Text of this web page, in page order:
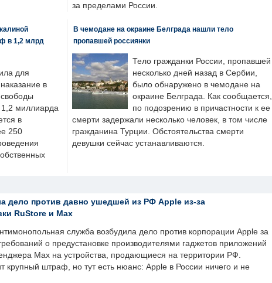
за пределами России.
в 1,2 млрд
для
в
миллиарда
в
250
В чемодане на окраине Белграда нашли тело
пропавшей россиянки
Тело гражданки России, пропавшей
несколько дней назад в Сербии,
было обнаружено в чемодане на
окраине Белграда. Как сообщается,
по подозрению в причастности к ее
смерти задержали несколько человек, в том числе
гражданина Турции. Обстоятельства смерти
девушки сейчас устанавливаются.
дело против давно ушедшей из РФ Apple из-за
RuStore и Max
служба возбудила дело против корпорации Apple за
о предустановке производителями гаджетов приложений
Max на устройства, продающиеся на территории РФ.
крупный штраф, но тут есть нюанс: Apple в России ничего и не